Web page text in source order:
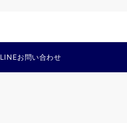
LINEお問い合わせ